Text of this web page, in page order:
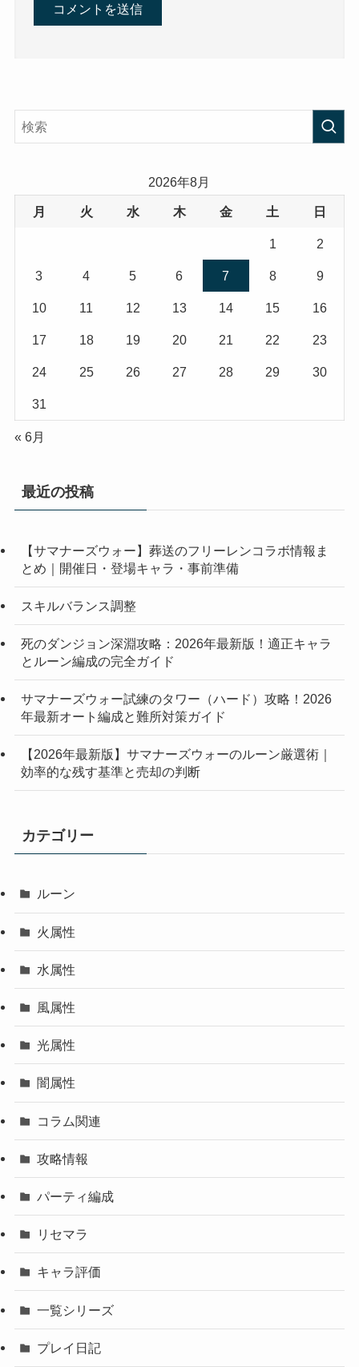
2026年8月
月 火 水 木 金 土 日
1 2
3 4 5 6 7 8 9
10 11 12 13 14 15 16
17 18 19 20 21 22 23
24 25 26 27 28 29 30
31
« 6月
最近の投稿
【サマナーズウォー】葬送のフリーレンコラボ情報ま
とめ｜開催日・登場キャラ・事前準備
スキルバランス調整
死のダンジョン深淵攻略：2026年最新版！適正キャラ
とルーン編成の完全ガイド
サマナーズウォー試練のタワー（ハード）攻略！2026
年最新オート編成と難所対策ガイド
【2026年最新版】サマナーズウォーのルーン厳選術｜
効率的な残す基準と売却の判断
カテゴリー
ルーン
火属性
水属性
風属性
光属性
闇属性
コラム関連
攻略情報
パーティ編成
リセマラ
キャラ評価
一覧シリーズ
プレイ日記